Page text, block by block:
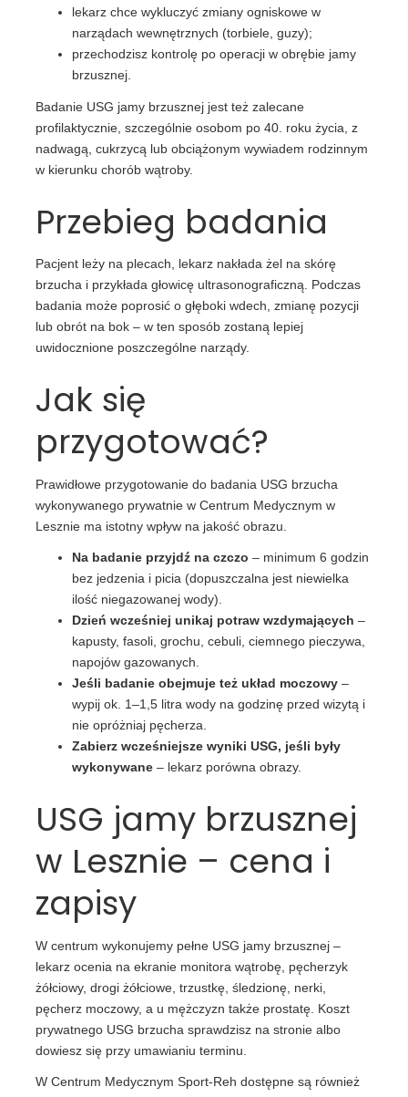
lekarz chce wykluczyć zmiany ogniskowe w
narządach wewnętrznych (torbiele, guzy);
przechodzisz kontrolę po operacji w obrębie jamy
brzusznej.
Badanie USG jamy brzusznej jest też zalecane
profilaktycznie, szczególnie osobom po 40. roku życia, z
nadwagą, cukrzycą lub obciążonym wywiadem rodzinnym
w kierunku chorób wątroby.
Przebieg badania
Pacjent leży na plecach, lekarz nakłada żel na skórę
brzucha i przykłada głowicę ultrasonograficzną. Podczas
badania może poprosić o głęboki wdech, zmianę pozycji
lub obrót na bok – w ten sposób zostaną lepiej
uwidocznione poszczególne narządy.
Jak się
przygotować?
Prawidłowe przygotowanie do badania USG brzucha
wykonywanego prywatnie w Centrum Medycznym w
Lesznie ma istotny wpływ na jakość obrazu.
Na badanie przyjdź na czczo – minimum 6 godzin
bez jedzenia i picia (dopuszczalna jest niewielka
ilość niegazowanej wody).
Dzień wcześniej unikaj potraw wzdymających –
kapusty, fasoli, grochu, cebuli, ciemnego pieczywa,
napojów gazowanych.
Jeśli badanie obejmuje też układ moczowy –
wypij ok. 1–1,5 litra wody na godzinę przed wizytą i
nie opróżniaj pęcherza.
Zabierz wcześniejsze wyniki USG, jeśli były
wykonywane – lekarz porówna obrazy.
USG jamy brzusznej
w Lesznie – cena i
zapisy
W centrum wykonujemy pełne USG jamy brzusznej –
lekarz ocenia na ekranie monitora wątrobę, pęcherzyk
żółciowy, drogi żółciowe, trzustkę, śledzionę, nerki,
pęcherz moczowy, a u mężczyzn także prostatę. Koszt
prywatnego USG brzucha sprawdzisz na stronie albo
dowiesz się przy umawianiu terminu.
W Centrum Medycznym Sport-Reh dostępne są również